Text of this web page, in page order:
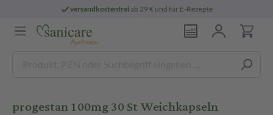
versandkostenfreiab 29 € und für E-Rezepte
progestan 100mg 30 St Weichkapseln